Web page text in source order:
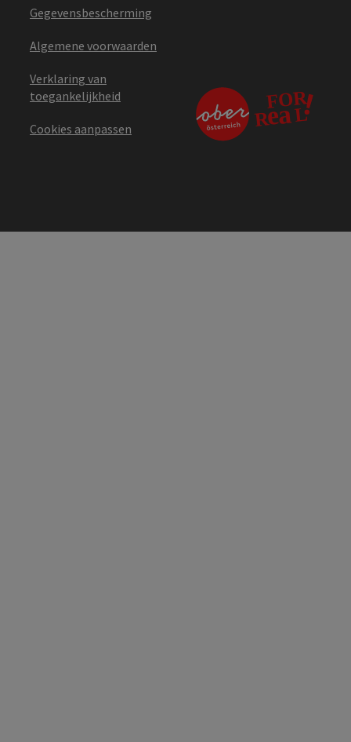
Gegevensbescherming
Algemene voorwaarden
Verklaring van
toegankelijkheid
Cookies aanpassen